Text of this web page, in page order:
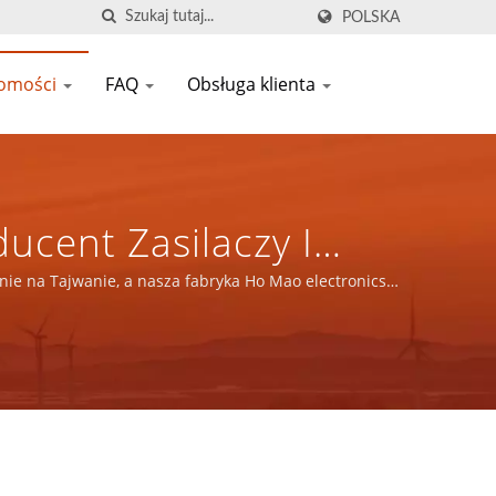
POLSKA
FAQ Obsługa klienta
Zasilaczy I
IATF 16949 |
na Tajwanie, a nasza fabryka Ho Mao electronics